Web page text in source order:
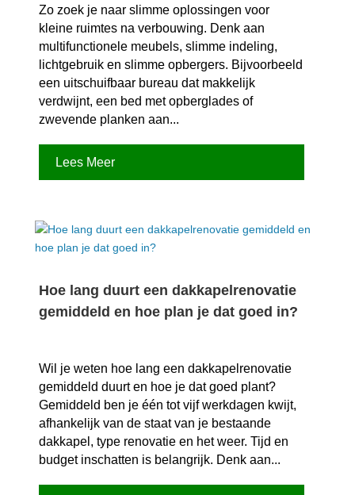
Zo zoek je naar slimme oplossingen voor
kleine ruimtes na verbouwing.​ Denk aan
multifunctionele meubels, slimme indeling,
lichtgebruik en slimme opbergers.​ Bijvoorbeeld
een uitschuifbaar bureau dat makkelijk
verdwijnt, een bed met opberglades of
zwevende planken aan...
Lees Meer
Hoe lang duurt een dakkapelrenovatie
gemiddeld en hoe plan je dat goed in?
Wil je weten hoe lang een dakkapelrenovatie
gemiddeld duurt en hoe je dat goed plant?
Gemiddeld ben je één tot vijf werkdagen kwijt,
afhankelijk van de staat van je bestaande
dakkapel, type renovatie en het weer.​ Tijd en
budget inschatten is belangrijk.​ Denk aan...